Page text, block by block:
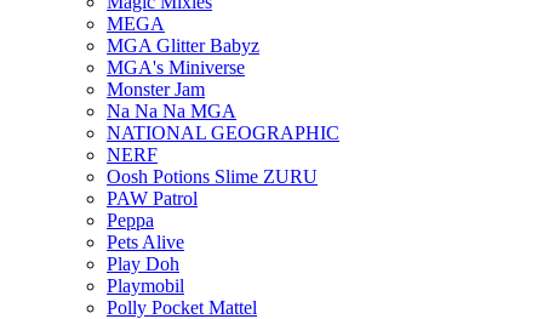
MEGA
MGA Glitter Babyz
MGA's Miniverse
Monster Jam
Na Na Na MGA
NATIONAL GEOGRAPHIC
NERF
Oosh Potions Slime ZURU
PAW Patrol
Peppa
Pets Alive
Play Doh
Playmobil
Polly Pocket Mattel